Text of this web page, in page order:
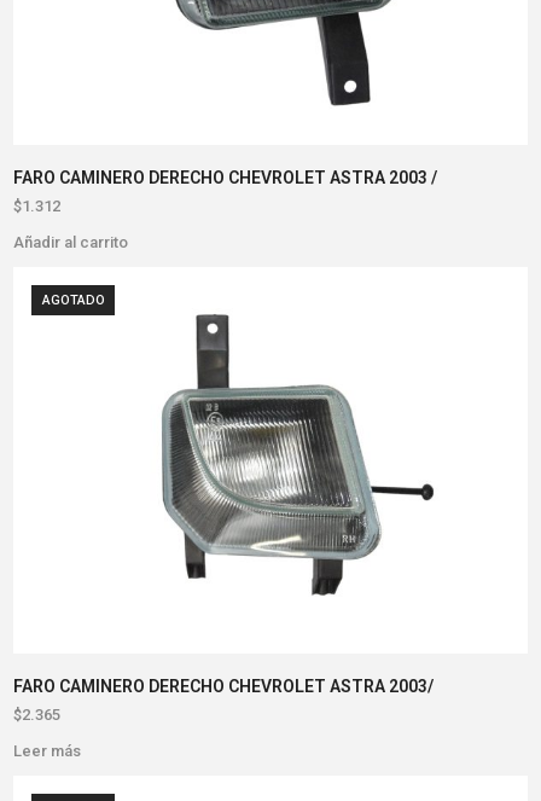
FARO CAMINERO DERECHO CHEVROLET ASTRA 2003 /
$1.312
Añadir al carrito
AGOTADO
FARO CAMINERO DERECHO CHEVROLET ASTRA 2003/
$2.365
Leer más